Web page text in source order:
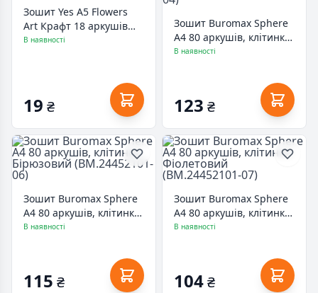
Зошит Yes А5 Flowers
Art Крафт 18 аркушів
лінія 5 дизайнів
В наявності
19 ₴
Зошит Buromax Sphere
A4 80 аркушів, клітинка
Зелений (BM.24452101-
В наявності
123 ₴
Зошит Buromax Sphere
A4 80 аркушів, клітинка
Бірюзовий
В наявності
115 ₴
Зошит Buromax Sphere
A4 80 аркушів, клітинка
Фіолетовий
В наявності
104₴